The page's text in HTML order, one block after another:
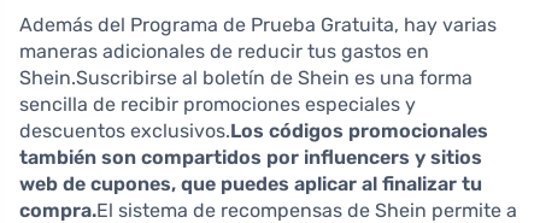
Además del Programa de Prueba Gratuita, hay varias
maneras adicionales de reducir tus gastos en
Shein.Suscribirse al boletín de Shein es una forma
sencilla de recibir promociones especiales y
descuentos exclusivos.Los códigos promocionales
también son compartidos por influencers y sitios
web de cupones, que puedes aplicar al finalizar tu
compra.El sistema de recompensas de Shein permite a